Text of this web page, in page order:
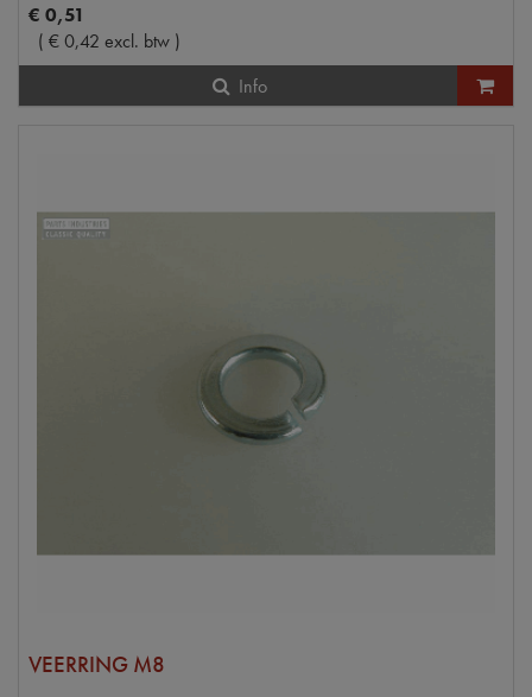
€ 0,51
( €0,42 excl. btw )
Info
VEERRING M8